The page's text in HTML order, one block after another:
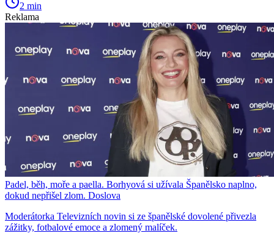
2 min
Reklama
Padel, běh, moře a paella. Borhyová si užívala Španělsko naplno,
dokud nepřišel zlom. Doslova
Moderátorka Televizních novin si ze španělské dovolené přivezla
zážitky, fotbalové emoce a zlomený malíček.